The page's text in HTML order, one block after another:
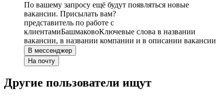
По вашему запросу ещё будут появляться новые
вакансии. Присылать вам?
представитель по работе с
клиентамиБашмаковоКлючевые слова в названии
вакансии, в названии компании и в описании вакансии
В мессенджер
На почту
Другие пользователи ищут